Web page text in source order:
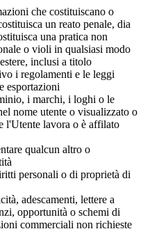
che costituiscano o
un reato penale, dia
una pratica non
o violi in qualsiasi modo
inclusi a titolo
i regolamenti e le leggi
esportazioni
i marchi, i loghi o le
nome utente o visualizzato o
l'Utente lavora o è affilato
qualcun altro o
personali o di proprietà di
adescamenti, lettere a
opportunità o schemi di
commerciali non richieste